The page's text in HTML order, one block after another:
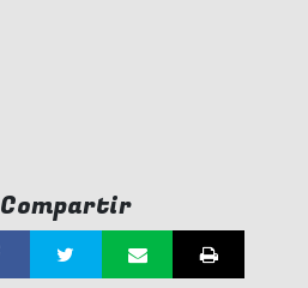
Compartir